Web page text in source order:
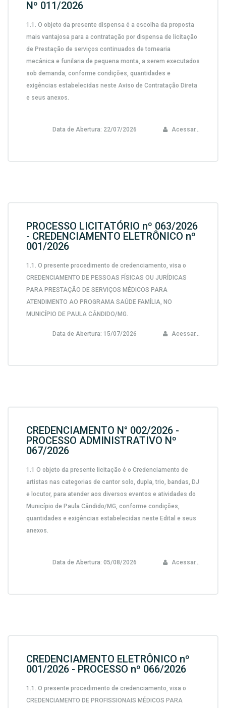
Nº 011/2026
1.1. O objeto da presente dispensa é a escolha da proposta
mais vantajosa para a contratação por dispensa de licitação
de Prestação de serviços continuados de tornearia
mecânica e funilaria de pequena monta, a serem executados
sob demanda, conforme condições, quantidades e
exigências estabelecidas neste Aviso de Contratação Direta
e seus anexos.
Data de Abertura: 22/07/2026 Acessar...
PROCESSO LICITATÓRIO nº 063/2026
- CREDENCIAMENTO ELETRÔNICO nº
001/2026
1.1. O presente procedimento de credenciamento, visa o
CREDENCIAMENTO DE PESSOAS FÍSICAS OU JURÍDICAS
PARA PRESTAÇÃO DE SERVIÇOS MÉDICOS PARA
ATENDIMENTO AO PROGRAMA SAÚDE FAMÍLIA, NO
MUNICÍPIO DE PAULA CÂNDIDO/MG.
Data de Abertura: 15/07/2026 Acessar...
CREDENCIAMENTO N° 002/2026 -
PROCESSO ADMINISTRATIVO Nº
067/2026
1.1 O objeto da presente licitação é o Credenciamento de
artistas nas categorias de cantor solo, dupla, trio, bandas, DJ
e locutor, para atender aos diversos eventos e atividades do
Município de Paula Cândido/MG, conforme condições,
quantidades e exigências estabelecidas neste Edital e seus
anexos.
Data de Abertura: 05/08/2026 Acessar...
CREDENCIAMENTO ELETRÔNICO nº
001/2026 - PROCESSO nº 066/2026
1.1. O presente procedimento de credenciamento, visa o
CREDENCIAMENTO DE PROFISSIONAIS MÉDICOS PARA